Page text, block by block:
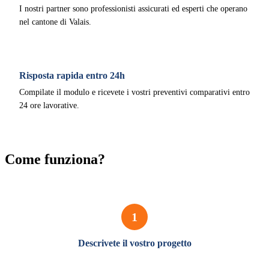
I nostri partner sono professionisti assicurati ed esperti che operano
nel cantone di Valais.
Risposta rapida entro 24h
Compilate il modulo e ricevete i vostri preventivi comparativi entro
24 ore lavorative.
Come funziona?
1
Descrivete il vostro progetto